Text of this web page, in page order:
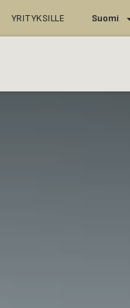
YRITYKSILLE Suomi